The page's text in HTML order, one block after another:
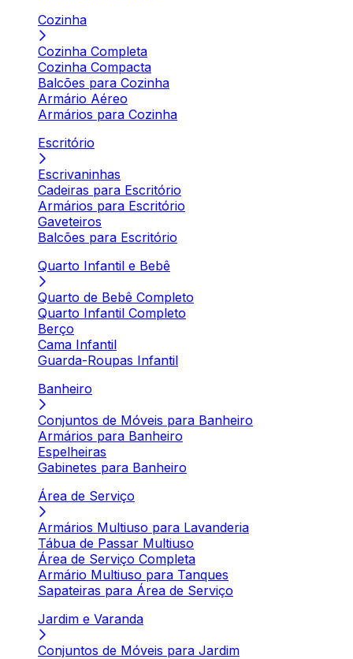
Cozinha
Cozinha Completa
Cozinha Compacta
Balcões para Cozinha
Armário Aéreo
Armários para Cozinha
Escritório
Escrivaninhas
Cadeiras para Escritório
Armários para Escritório
Gaveteiros
Balcões para Escritório
Quarto Infantil e Bebê
Quarto de Bebê Completo
Quarto Infantil Completo
Berço
Cama Infantil
Guarda-Roupas Infantil
Banheiro
Conjuntos de Móveis para Banheiro
Armários para Banheiro
Espelheiras
Gabinetes para Banheiro
Área de Serviço
Armários Multiuso para Lavanderia
Tábua de Passar Multiuso
Área de Serviço Completa
Armário Multiuso para Tanques
Sapateiras para Área de Serviço
Jardim e Varanda
Conjuntos de Móveis para Jardim